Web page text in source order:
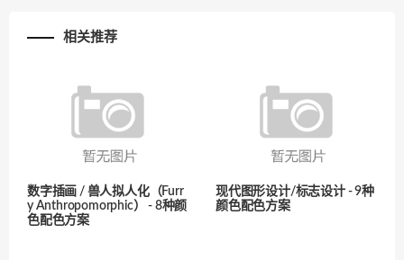
相关推荐
数字插画 / 兽人拟人化（Furr
y Anthropomorphic） - 8种颜
色配色方案
现代图形设计/标志设计 - 9种
颜色配色方案